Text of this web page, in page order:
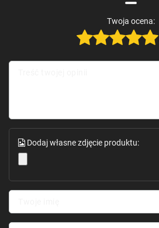
Twoja ocena:
Dodaj własne zdjęcie produktu: